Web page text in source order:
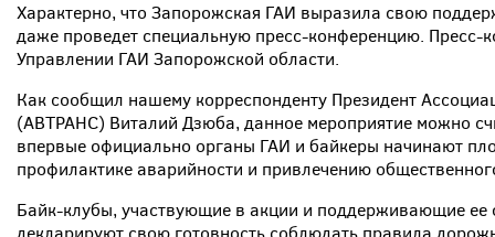
Характерно, что Запорожская ГАИ выразила свою
даже проведет специальную пресс-конференцию. Пресс-
Управлении ГАИ Запорожской области.
Как сообщил нашему корреспонденту Президент
(АВТРАНС) Виталий Дзюба, данное мероприятие можно
впервые официально органы ГАИ и байкеры начинают
профилактике аварийности и привлечению
Байк-клубы, участвующие в акции и поддерживающие ее